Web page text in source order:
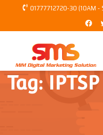
01777712720-30 (10AM -
Tag: